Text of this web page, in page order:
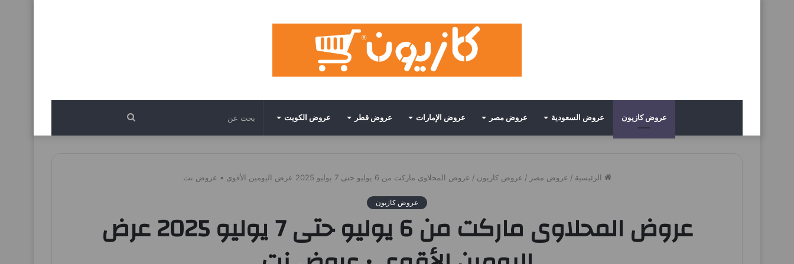
عروض كازيون عروض السعودية عروض مصر عروض الإمارات عروض قطر عروض الكويت بحث
الرئيسية / عروض مصر / عروض كازيون / عروض المحلاوى ماركت من 6 يوليو حتى 7 يوليو 2025 عرض اليومين الأقوى • عروض نت
عروض كازيون
عروض المحلاوى ماركت من 6 يوليو حتى 7 يوليو 2025 عرض